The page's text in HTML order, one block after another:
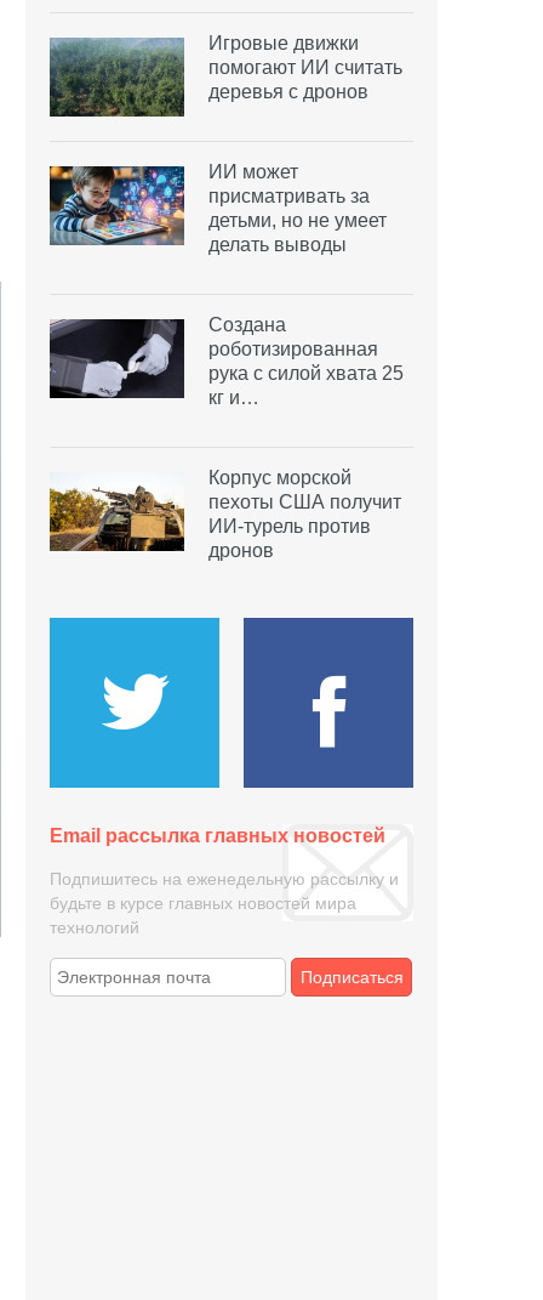
Игровые движки
помогают ИИ считать
деревья с дронов
ИИ может
присматривать за
детьми, но не умеет
делать выводы
Создана
роботизированная
рука с силой хвата 25
кг и…
Корпус морской
пехоты США получит
ИИ-турель против
дронов
Email рассылка главных новостей
Подпишитесь на еженедельную рассылку и
будьте в курсе главных новостей мира
технологий
Подписаться